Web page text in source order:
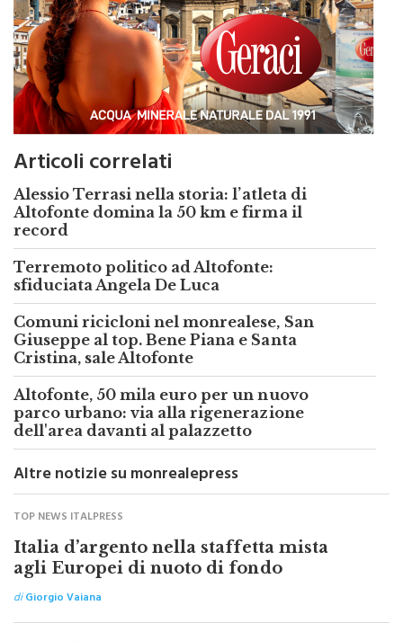
Articoli correlati
Alessio Terrasi nella storia: l’atleta di
Altofonte domina la 50 km e firma il
record
sfiduciata Angela De Luca
Comuni ricicloni nel monrealese, San
Giuseppe al top. Bene Piana e Santa
Cristina, sale Altofonte
Altofonte, 50 mila euro per un nuovo
parco urbano: via alla rigenerazione
dell'area davanti al palazzetto
Altre notizie su monrealepress
TOP NEWS ITALPRESS
Italia d’argento nella staffetta mista
agli Europei di nuoto di fondo
diGiorgio Vaiana
TOP NEWS ITALPRESS